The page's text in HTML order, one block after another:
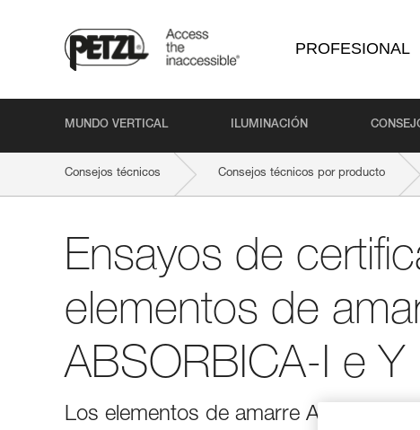
PROFESIONAL
MUNDO VERTICAL ILUMINACIÓN
Consejos técnicos Consejos técnicos por producto
Ensayos de
elementos de
ABSORBICA-I e Y
Los elementos de amarre